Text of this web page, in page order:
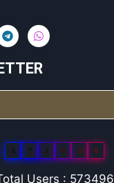
5 7 3 4 9 6
Users : 573496